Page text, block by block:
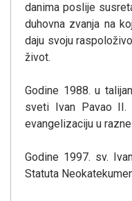
danima poslije
duhovna zvanja na
daju svoju
život.
Godine 1988. u
sveti Ivan Pavao
evangelizaciju u
Godine 1997. sv.
Statuta